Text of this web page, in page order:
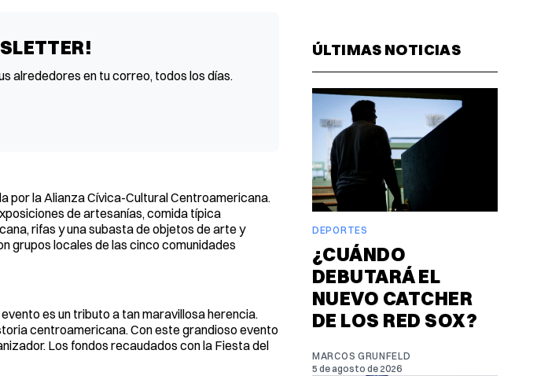
alrededores en tu correo, todos los días.
por la Alianza Cívica-Cultural Centroamericana.
de artesanías, comida típica
rifas y una subasta de objetos de arte y
grupos locales de las cinco comunidades
es un tributo a tan maravillosa herencia.
centroamericana. Con este grandioso evento
Los fondos recaudados con la Fiesta del
ÚLTIMAS NOTICIAS
DEPORTES
¿CUÁNDO
DEBUTARÁ EL
NUEVO CATCHER
DE LOS RED SOX?
MARCOS GRUNFELD
5 de agosto de 2026